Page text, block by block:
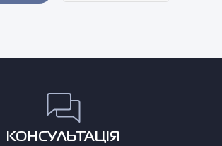
КОНСУЛЬТАЦІЯ